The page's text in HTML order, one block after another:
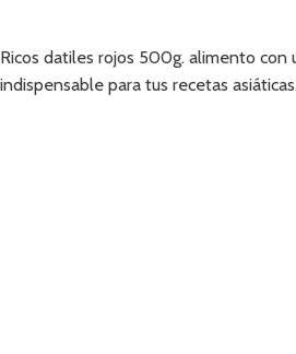
Ricos datiles rojos 500g. alimento con
indispensable para tus recetas